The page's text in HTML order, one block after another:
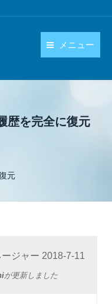
メニュー
日本語
歴を完全に復元
元
ジャー 2018-7-11
が更新しました